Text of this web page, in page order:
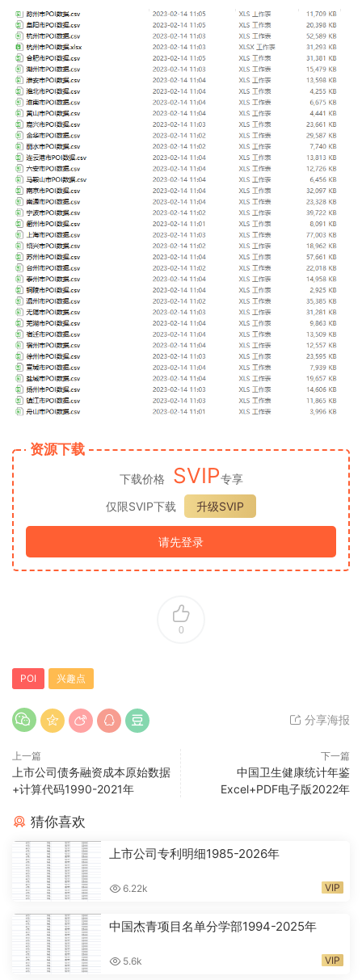
资源下载
下载价格 SVIP专享
仅限SVIP下载
升级SVIP
请先登录
0
POI 兴趣点
分享海报
上一篇
上市公司债务融资成本原始数据
+计算代码1990-2021年
下一篇
中国卫生健康统计年鉴
Excel+PDF电子版2022年
猜你喜欢
上市公司专利明细1985-2026年
6.22k VIP
中国杰青项目名单分学部1994-2025年
5.6k VIP